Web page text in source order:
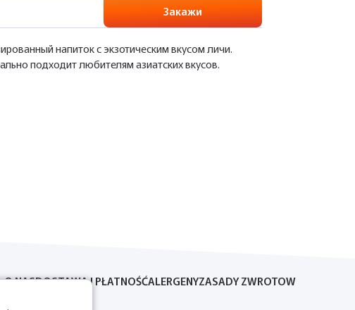
Закажи
напиток с экзотическим вкусом личи.
подходит любителям азиатских вкусов.
O NASDOSTAWA I PŁATNOŚĆALERGENYZASADY ZWROTOW